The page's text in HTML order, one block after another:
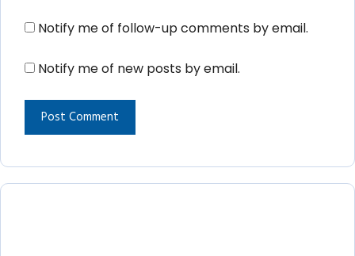
Notify me of follow-up comments by email.
Notify me of new posts by email.